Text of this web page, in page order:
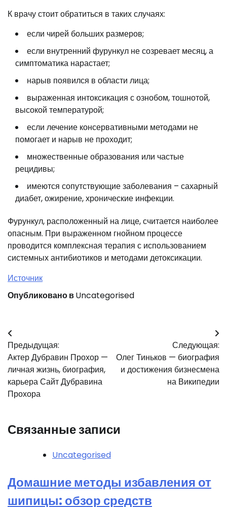
К врачу стоит обратиться в таких случаях:
если чирей больших размеров;
если внутренний фурункул не созревает месяц, а
симптоматика нарастает;
нарыв появился в области лица;
выраженная интоксикация с ознобом, тошнотой,
высокой температурой;
если лечение консервативными методами не
помогает и нарыв не проходит;
множественные образования или частые
рецидивы;
имеются сопутствующие заболевания – сахарный
диабет, ожирение, хронические инфекции.
Фурункул, расположенный на лице, считается наиболее
опасным. При выраженном гнойном процессе
проводится комплексная терапия с использованием
системных антибиотиков и методами детоксикации.
Источник
Опубликовано вUncategorised
Навигация
по
записям
Предыдущая:
Актер Дубравин Прохор —
личная жизнь, биография,
карьера Сайт Дубравина
Прохора
Следующая:
Олег Тиньков — биография
и достижения бизнесмена
на Википедии
Связанные записи
Uncategorised
Домашние методы избавления от
шипицы: обзор средств